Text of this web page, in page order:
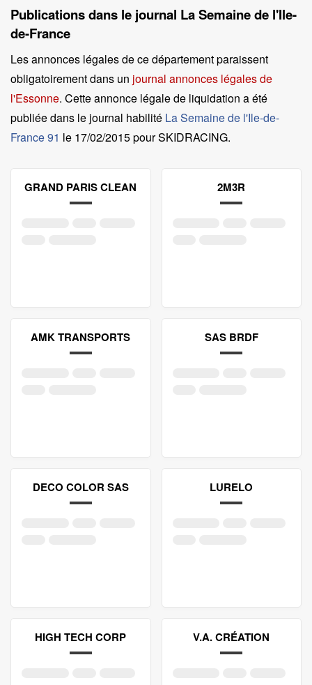
Publications dans le journal La Semaine de l'Ile-
de-France
Les annonces légales de ce département paraissent
obligatoirement dans un journal annonces légales de
l'Essonne. Cette annonce légale de liquidation a été
publiée dans le journal habilité La Semaine de l'Ile-de-
France 91 le 17/02/2015 pour SKIDRACING.
GRAND PARIS CLEAN 2M3R
AMK TRANSPORTS SAS BRDF
DECO COLOR SAS LURELO
HIGH TECH CORP V.A. CRÉATION